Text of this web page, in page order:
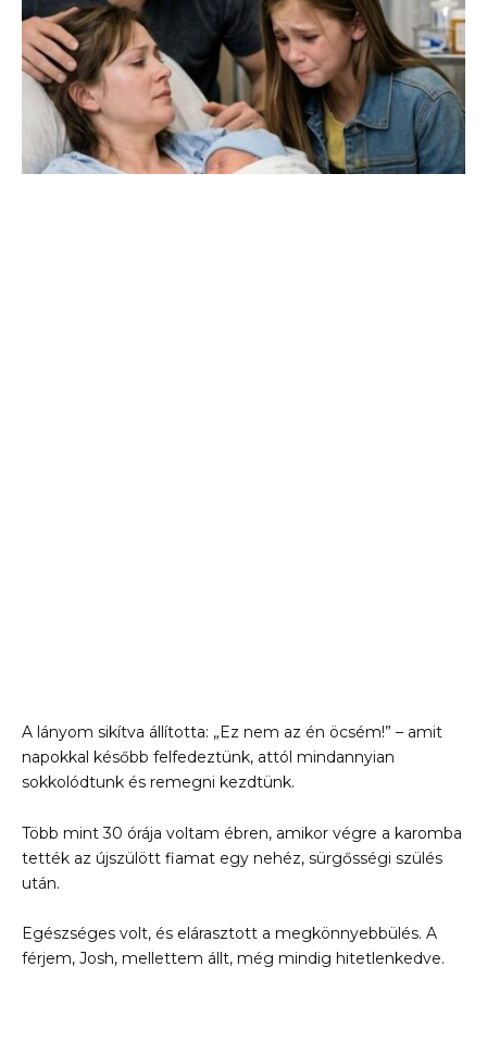
A lányom sikítva állította: „Ez nem az én öcsém!” – amit
napokkal később felfedeztünk, attól mindannyian
sokkolódtunk és remegni kezdtünk.
Több mint 30 órája voltam ébren, amikor végre a karomba
tették az újszülött fiamat egy nehéz, sürgősségi szülés
után.
Egészséges volt, és elárasztott a megkönnyebbülés. A
férjem, Josh, mellettem állt, még mindig hitetlenkedve.